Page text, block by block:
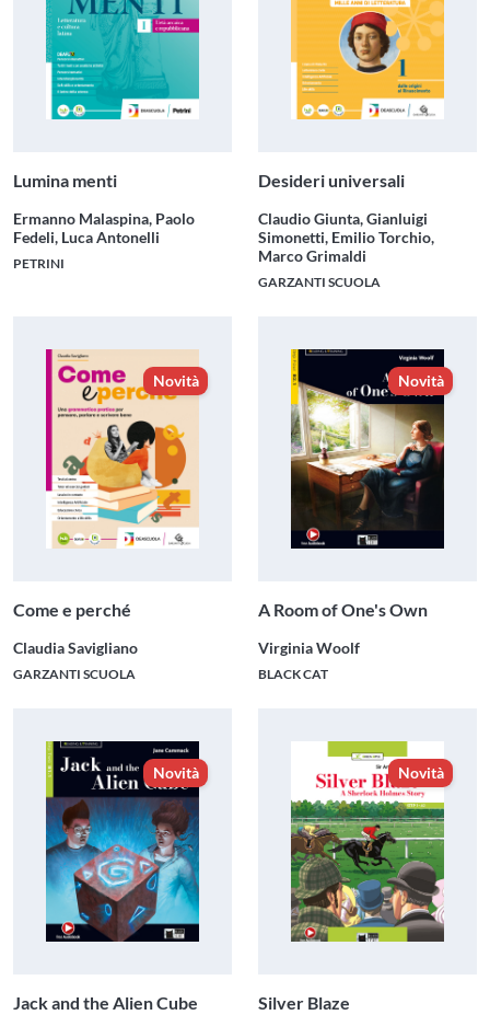
Lumina menti
Ermanno Malaspina, Paolo
Fedeli, Luca Antonelli
PETRINI
Desideri universali
Claudio Giunta, Gianluigi
Simonetti, Emilio Torchio,
Marco Grimaldi
GARZANTI SCUOLA
Novità
Come e perché
Claudia Savigliano
GARZANTI SCUOLA
Novità
A Room of One's Own
Virginia Woolf
BLACK CAT
Novità
Jack and the Alien Cube
Novità
Silver Blaze